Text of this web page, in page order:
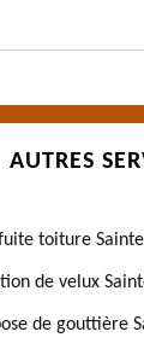
AUTRES
toiture
de velux
de gouttière